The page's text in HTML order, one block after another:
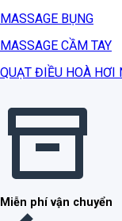
MASSAGE BỤNG
MASSAGE CẦM TAY
QUẠT ĐIỀU HOÀ HƠI
Miễn phí vận chuyển